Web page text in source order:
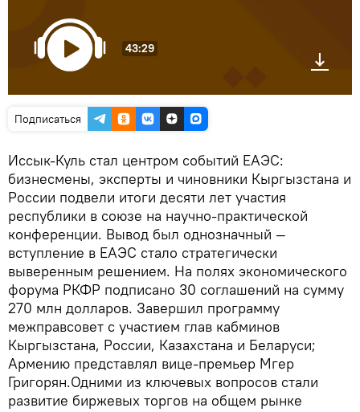
43:29
Подписаться
Иссык-Куль стал центром событий ЕАЭС:
бизнесмены, эксперты и чиновники Кыргызстана и
России подвели итоги десяти лет участия
республики в союзе на научно-практической
конференции. Вывод был однозначный —
вступление в ЕАЭС стало стратегически
выверенным решением. На полях экономического
форума РКФР подписано 30 соглашений на сумму
270 млн долларов. Завершил программу
межправсовет с участием глав кабминов
Кыргызстана, России, Казахстана и Беларуси;
Армению представлял вице-премьер Мгер
Григорян.Одними из ключевых вопросов стали
развитие биржевых торгов на общем рынке